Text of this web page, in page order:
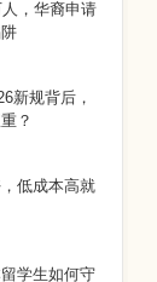
，华裔申请
新规背后，
？
低成本高就
学生如何守